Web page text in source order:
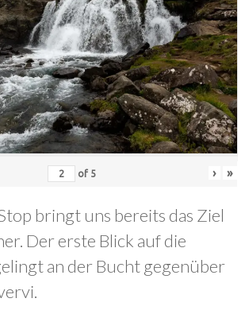
of 5 › »
bringt uns bereits das Ziel
Der erste Blick auf die
an der Bucht gegenüber